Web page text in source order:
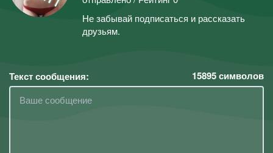
Не забывай подписаться и рассказать
друзьям.
Текст сообщения: 15895символов